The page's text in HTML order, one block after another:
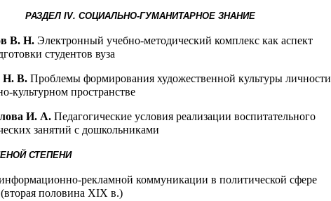
РАЗДЕЛ IV. СОЦИАЛЬНО-ГУМАНИТАРНОЕ ЗНАНИЕ
В. Н. Электронный учебно-методический комплекс как аспект
студентов вуза
Н. В.Проблемы формирования художественной культуры личности
культурном пространстве
И. А.Педагогические условия реализации воспитательного
занятий с дошкольниками
СТЕПЕНИ
рекламной коммуникации в политической сфере
половина XIX в.)